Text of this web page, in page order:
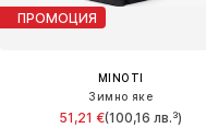
ПРОМОЦИЯ
MINOTI
Зимно яке
51,21 €(100,16 лв.³)